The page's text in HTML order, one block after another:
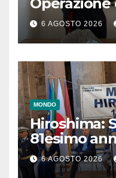
6 AGOSTO 2026
MONDO
Hiroshima:
81esimo
monito per
6 AGOSTO 2026